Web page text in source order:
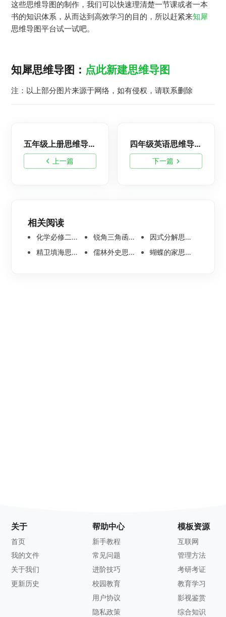
这些思维导图的制作，我们可以快速理清楚一节课或者一本
书的知识体系，从而达到高效学习的目的，所以赶紧来知犀
思维导图平台试一试吧。
知犀思维导图： 点此新建思维导图
注：以上部分图片来源于网络，如有侵权，请联系删除
上一篇
五年级上册思维导图整理，数学思维导图如何制作
下一篇
四年级英语思维导图怎么画？高清简单的英语思维导图
相关阅读
化学必修二思维导图合集，高中高清化学思维导图整理 锐角三角函数思维导图 | 数学思维导图分享
因式分解思维导图高清版-数学思维导图模板分享
精卫填海思维导图怎么画？高清版精卫填海思维导图模板分享
儒林外史思维导图大全|高清版免费思维导图模板 蝴蝶的家思维导图怎么画？高清版蝴蝶的家思维导图分享
关于
首页
我的文件
关于我们
更新历史
帮助中心
新手教程
常见问题
进阶技巧
校园教育
用户协议
隐私政策
模板资源
互联网
管理方法
考研考证
教育学习
影视鉴赏
综合知识